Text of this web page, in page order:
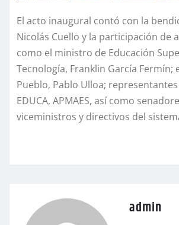
El acto inaugural contó con la
Nicolás Cuello y la participación de
como el ministro de Educación
Tecnología, Franklin García Fermín;
Pueblo, Pablo Ulloa; representantes
EDUCA, APMAES, así como
viceministros y directivos del
admin